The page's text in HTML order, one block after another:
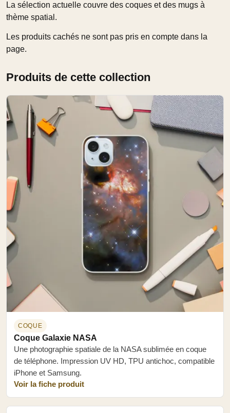
La sélection actuelle couvre des coques et des mugs à
thème spatial.
Les produits cachés ne sont pas pris en compte dans la
page.
Produits de cette collection
COQUE
Coque Galaxie NASA
Une photographie spatiale de la NASA sublimée en coque
de téléphone. Impression UV HD, TPU antichoc, compatible
iPhone et Samsung.
Voir la fiche produit